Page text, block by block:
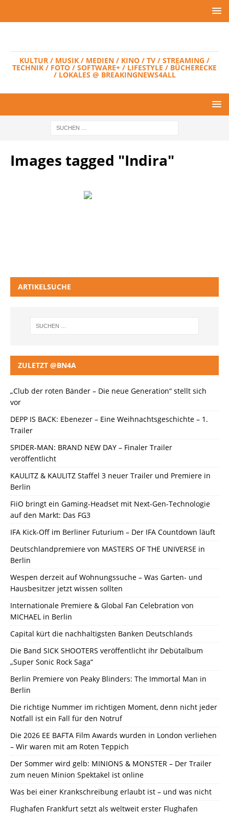
KULTUR / MUSIK / MEDIEN / KINO / TV / STREAMING /
TECHNIK / FOTO / SOFTWARE+ / LIFESTYLE / BÜCHERECKE
/ LOKALES @ BREAKINGNEWS4ALL
Images tagged "Indira"
ARTIKELSUCHE
ZULETZT @BN4A
„Club der roten Bänder – Die neue Generation“ stellt sich
vor
DEPP IS BACK: Ebenezer – Eine Weihnachtsgeschichte – 1.
Trailer
SPIDER-MAN: BRAND NEW DAY – Finaler Trailer
veröffentlicht
KAULITZ & KAULITZ Staffel 3 neuer Trailer und Premiere in
Berlin
FiiO bringt ein Gaming-Headset mit Next-Gen-Technologie
auf den Markt: Das FG3
IFA Kick-Off im Berliner Futurium – Der IFA Countdown läuft
Deutschlandpremiere von MASTERS OF THE UNIVERSE in
Berlin
Wespen derzeit auf Wohnungssuche – Was Garten- und
Hausbesitzer jetzt wissen sollten
Internationale Premiere & Global Fan Celebration von
MICHAEL in Berlin
Capital kürt die nachhaltigsten Banken Deutschlands
Die Band SICK SHOOTERS veröffentlicht ihr Debütalbum
„Super Sonic Rock Saga“
Berlin Premiere von Peaky Blinders: The Immortal Man in
Berlin
Die richtige Nummer im richtigen Moment, denn nicht jeder
Notfall ist ein Fall für den Notruf
Die 2026 EE BAFTA Film Awards wurden in London verliehen
– Wir waren mit am Roten Teppich
Der Sommer wird gelb: MINIONS & MONSTER – Der Trailer
zum neuen Minion Spektakel ist online
Was bei einer Krankschreibung erlaubt ist – und was nicht
Flughafen Frankfurt setzt als weltweit erster Flughafen